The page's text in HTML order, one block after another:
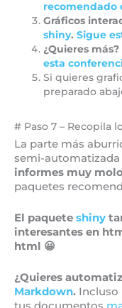
recomendado
Gráficos
shiny.Sigue
¿Quieres más?
esta
Si quieres
preparado
# Paso 7 – Recopila
La parte más
semi-automatizada
informes muy
paquetes
El paquete shiny
interesantes en
html 😀
¿Quieres
Markdown. Incluso